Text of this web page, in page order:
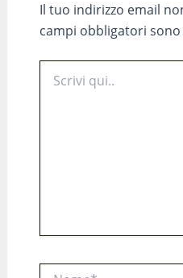
Il tuo indirizzo email
campi obbligatori
qui..